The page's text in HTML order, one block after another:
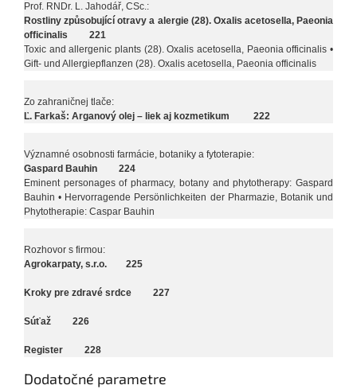
Prof. RNDr. L. Jahodář, CSc.:
Rostliny způsobující otravy a alergie (28). Oxalis acetosella, Paeonia
officinalis 221
Toxic and allergenic plants (28). Oxalis acetosella, Paeonia officinalis •
Gift- und Allergiepflanzen (28). Oxalis acetosella, Paeonia officinalis
Zo zahraničnej tlače:
Ľ. Farkaš: Arganový olej – liek aj kozmetikum 222
Významné osobnosti farmácie, botaniky a fytoterapie:
Gaspard Bauhin 224
Eminent personages of pharmacy, botany and phytotherapy: Gaspard
Bauhin • Hervorragende Persönlichkeiten der Pharmazie, Botanik und
Phytotherapie: Caspar Bauhin
Rozhovor s firmou:
Agrokarpaty, s.r.o. 225
Kroky pre zdravé srdce 227
Súťaž 226
Register 228
Dodatočné parametre